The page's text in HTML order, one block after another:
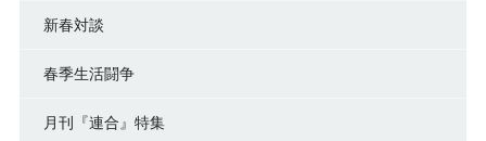
新春対談
春季生活闘争
月刊『連合』特集